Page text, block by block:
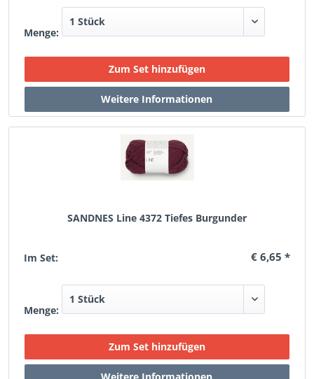
Menge:
SANDNES Line 4372 Tiefes Burgunder
Im Set: € 6,65 *
Menge: